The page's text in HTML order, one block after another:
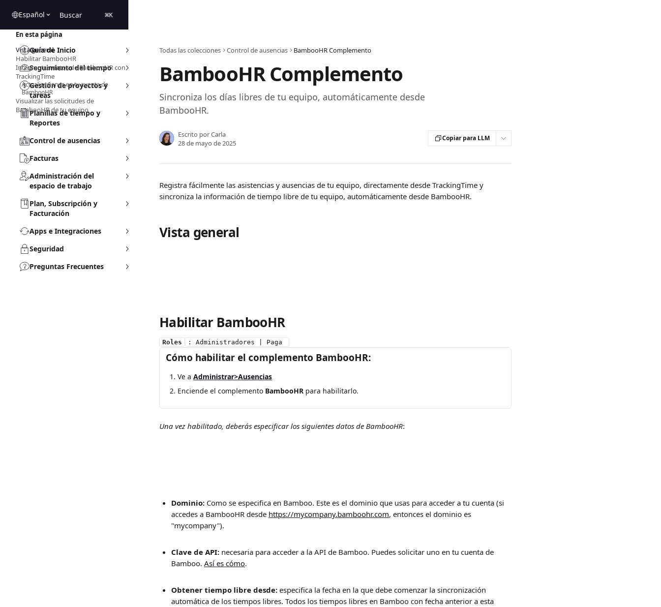
Español Buscar ⌘K
Guía de Inicio
Seguimiento del tiempo
Gestión de proyectos y
tareas
Planillas de tiempo y
Reportes
Control de ausencias
Facturas
Administración del
espacio de trabajo
Plan, Subscripción y
Facturación
Apps e Integraciones
Seguridad
Preguntas Frecuentes
Todas las colecciones Control de ausencias BambooHR Complemento
BambooHR Complemento
Sincroniza los días libres de tu equipo, automáticamente desde
BambooHR.
Escrito porCarla
28 de mayo de 2025
Copiar para LLM
Registra fácilmente las asistencias y ausencias de tu equipo, directamente desde TrackingTime y
sincroniza la información de tiempo libre de tu equipo, automáticamente desde BambooHR.
Vista general
Habilitar BambooHR
Roles : Administradores | Paga
Cómo habilitar el complemento BambooHR:
Ve a Administrar>Ausencias
Enciende el complemento BambooHR para habilitarlo.
Una vez habilitado, deberás especificar los siguientes datos de BambooHR:
Dominio: Como se especifica en Bamboo. Este es el dominio que usas para acceder a tu cuenta (si
accedes a BambooHR desde https://mycompany.bamboohr.com, entonces el dominio es
"mycompany").
Clave de API: necesaria para acceder a la API de Bamboo. Puedes solicitar uno en tu cuenta de
Bamboo. Así es cómo.
Obtener tiempo libre desde: especifica la fecha en la que debe comenzar la sincronización
automática de los tiempos libres. Todos los tiempos libres en Bamboo con fecha anterior a esta
En esta página
Vista general
Habilitar BambooHR
Integrar tus datos de BambooHR con
TrackingTime
Actualizaciones en tu cuenta de
BambooHR
Visualizar las solicitudes de
BambooHR de tu equipo